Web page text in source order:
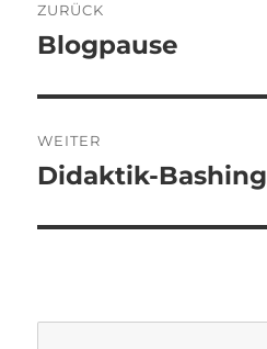
ZURÜCK
Vorheriger
Blogpause
WEITER
Nächster
Didaktik-Bashing